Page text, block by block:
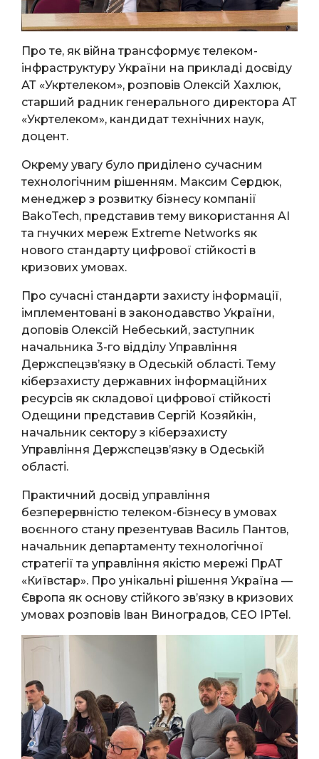
Про те, як війна трансформує телеком-
інфраструктуру України на прикладі досвіду
АТ «Укртелеком», розповів Олексій Хахлюк,
старший радник генерального директора АТ
«Укртелеком», кандидат технічних наук,
доцент.
Окрему увагу було приділено сучасним
технологічним рішенням. Максим Сердюк,
менеджер з розвитку бізнесу компанії
BakoTech, представив тему використання AI
та гнучких мереж Extreme Networks як
нового стандарту цифрової стійкості в
кризових умовах.
Про сучасні стандарти захисту інформації,
імплементовані в законодавство України,
доповів Олексій Небеський, заступник
начальника 3-го відділу Управління
Держспецзв’язку в Одеській області. Тему
кіберзахисту державних інформаційних
ресурсів як складової цифрової стійкості
Одещини представив Сергій Козяйкін,
начальник сектору з кіберзахисту
Управління Держспецзв’язку в Одеській
області.
Практичний досвід управління
безперервністю телеком-бізнесу в умовах
воєнного стану презентував Василь Пантов,
начальник департаменту технологічної
стратегії та управління якістю мережі ПрАТ
«Київстар». Про унікальні рішення Україна —
Європа як основу стійкого зв’язку в кризових
умовах розповів Іван Виноградов, CEO IPTel.